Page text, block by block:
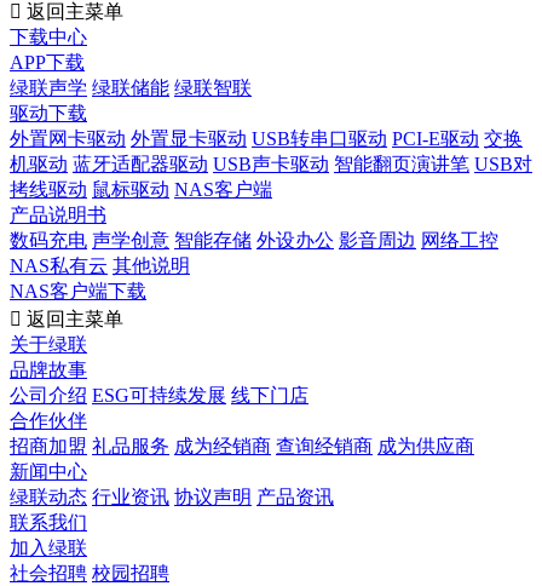
 返回主菜单
下载中心
APP下载
绿联声学 绿联储能 绿联智联
驱动下载
外置网卡驱动 外置显卡驱动 USB转串口驱动 PCI-E驱动 交换
机驱动 蓝牙适配器驱动 USB声卡驱动 智能翻页演讲笔 USB对
拷线驱动 鼠标驱动 NAS客户端
产品说明书
数码充电 声学创意 智能存储 外设办公 影音周边 网络工控
NAS私有云 其他说明
NAS客户端下载
 返回主菜单
关于绿联
品牌故事
公司介绍 ESG可持续发展 线下门店
合作伙伴
招商加盟 礼品服务 成为经销商 查询经销商 成为供应商
新闻中心
绿联动态 行业资讯 协议声明 产品资讯
联系我们
加入绿联
社会招聘 校园招聘